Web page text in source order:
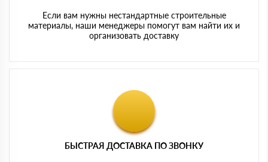
Если вам нужны нестандартные строительные
материалы, наши менеджеры помогут вам найти их и
организовать доставку
БЫСТРАЯ ДОСТАВКА ПО ЗВОНКУ